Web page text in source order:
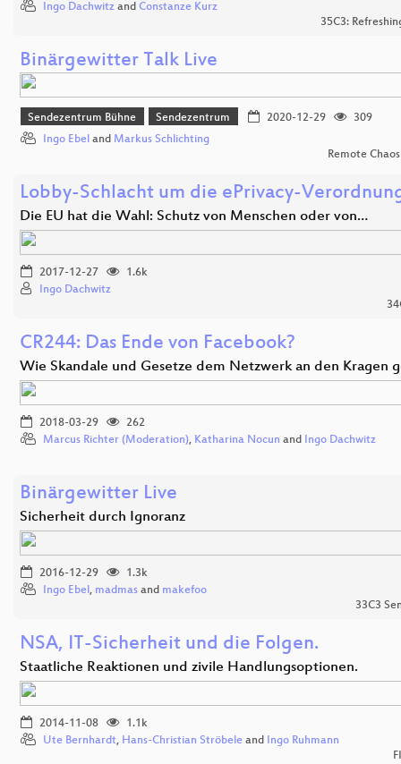
Ingo Dachwitz and Constanze Kurz
35C3:
Binärgewitter Talk Live
Sendezentrum Bühne Sendezentrum 2020-12-29
309
Ingo Ebel and Markus Schlichting
Remote
Lobby-Schlacht um die ePrivacy-
Die EU hat die Wahl: Schutz von Menschen oder von…
2017-12-27
1.6k
Ingo Dachwitz
CR244: Das Ende von Facebook?
Wie Skandale und Gesetze dem Netzwerk an den Kragen
2018-03-29
262
Marcus Richter (Moderation), Katharina Nocun and Ingo Dachwitz
Binärgewitter Live
Sicherheit durch Ignoranz
2016-12-29
1.3k
Ingo Ebel, madmas and makefoo
33C3
NSA, IT-Sicherheit und die Folgen.
Staatliche Reaktionen und zivile Handlungsoptionen.
2014-11-08
1.1k
Ute Bernhardt, Hans-Christian Ströbele and Ingo Ruhmann